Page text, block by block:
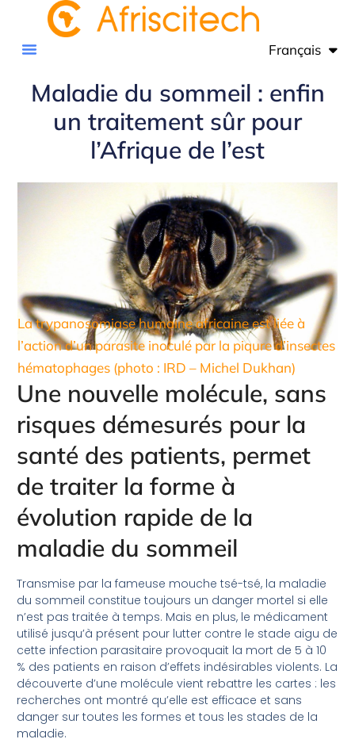
Français
English
Maladie du sommeil : enfin
un traitement sûr pour
l’Afrique de l’est
La trypanosomiase humaine africaine est liée à
l’action d’un parasite inoculé par la piqure d’insectes
hématophages (photo : IRD – Michel Dukhan)
Une nouvelle molécule, sans
risques démesurés pour la
santé des patients, permet
de traiter la forme à
évolution rapide de la
maladie du sommeil
Transmise par la fameuse mouche tsé-tsé, la maladie
du sommeil constitue toujours un danger mortel si elle
n’est pas traitée à temps. Mais en plus, le médicament
utilisé jusqu’à présent pour lutter contre le stade aigu de
cette infection parasitaire provoquait la mort de 5 à 10
% des patients en raison d’effets indésirables violents. La
découverte d’une molécule vient rebattre les cartes : les
recherches ont montré qu’elle est efficace et sans
danger sur toutes les formes et tous les stades de la
maladie.